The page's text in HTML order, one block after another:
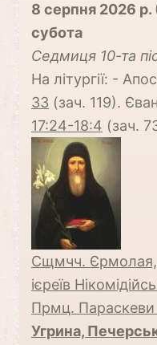
8 серпня 2026 р.
субота
Cедмиця 10-та
На літургії: -
33 (зач. 119).
17:24-18:4 (зач.
Сщмчч. Єрмолая,
ієреїв
Прмц. Параскеви
Угрина,